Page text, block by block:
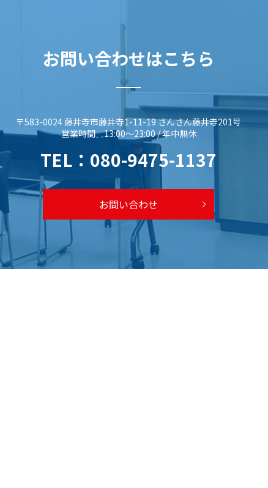
お問い合わせはこちら
〒583-0024 藤井寺市藤井寺1-11-19 さんさん藤井寺201号
営業時間 13:00～23:00 / 年中無休
TEL： 080-9475-1137
お問い合わせ